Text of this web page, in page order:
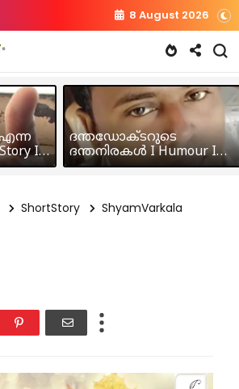
8 August 2026
I
ദന്തഡോക്ടറുടെ
ദന്തനിരകൾ I Humour I
Hussain MK
ShortStory ShyamVarkala